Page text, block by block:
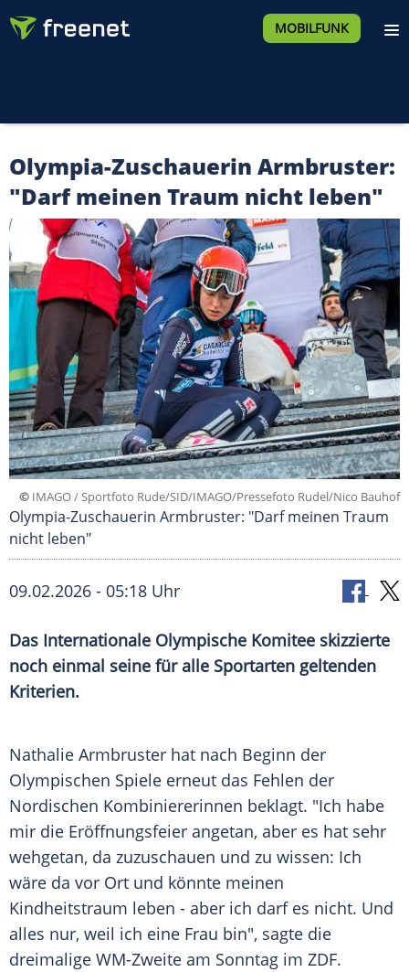
MOBILFUNK
Olympia-Zuschauerin Armbruster:
"Darf meinen Traum nicht leben"
© IMAGO / Sportfoto Rude/SID/IMAGO/Pressefoto Rudel/Nico Bauhof
Olympia-Zuschauerin Armbruster: "Darf meinen Traum
nicht leben"
09.02.2026 - 05:18 Uhr
Das Internationale Olympische Komitee skizzierte
noch einmal seine für alle Sportarten geltenden
Kriterien.
Nathalie Armbruster hat nach Beginn der
Olympischen Spiele erneut das Fehlen der
Nordischen Kombiniererinnen beklagt. "Ich habe
mir die Eröffnungsfeier angetan, aber es hat sehr
wehgetan, da zuzuschauen und zu wissen: Ich
wäre da vor Ort und könnte meinen
Kindheitstraum leben - aber ich darf es nicht. Und
alles nur, weil ich eine Frau bin", sagte die
dreimalige WM-Zweite am Sonntag im ZDF.